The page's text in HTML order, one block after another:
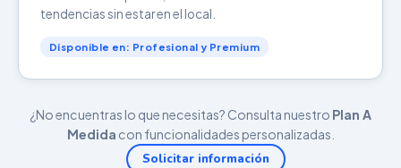
tendencias sin estar en el local.
Disponible en: Profesional y Premium
¿No encuentras lo que necesitas? Consulta nuestro Plan A
Medida con funcionalidades personalizadas.
Solicitar información